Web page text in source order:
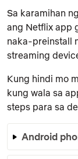
Sa karamihan
ang Netflix app
naka-preinstall
streaming
Kung hindi mo
kung wala sa
steps para sa
Android